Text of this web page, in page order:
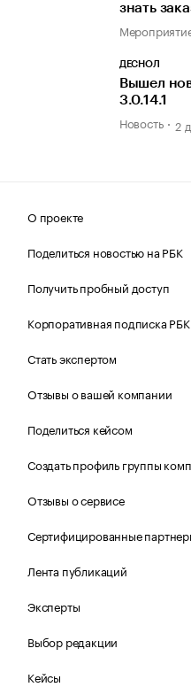
знать
ДЕСНОЛ
Вышел
3.0.14.1
Новость 2
О проекте
Поделиться новостью на РБК
Получить пробный доступ
Корпоративная подписка РБК
Стать экспертом
Отзывы о вашей компании
Поделиться кейсом
Создать профиль группы
Отзывы о сервисе
Сертифицированные
Лента публикаций
Эксперты
Выбор редакции
Кейсы